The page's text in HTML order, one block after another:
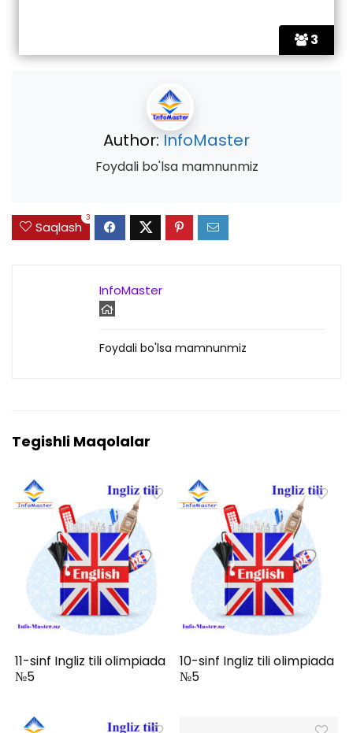
3
Author:InfoMaster
Foydali bo'lsa mamnunmiz
Saqlash
3
InfoMaster
Foydali bo'lsa mamnunmiz
Tegishli Maqolalar
11-sinf Ingliz tili olimpiada
№5
10-sinf Ingliz tili olimpiada
№5